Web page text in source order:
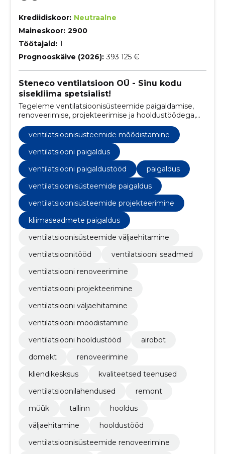
Krediidiskoor: Neutraalne
Maineskoor: 2900
Töötajaid: 1
Prognooskäive (2026): 393 125 €
Steneco ventilatsioon OŪ - Sinu kodu
sisekliima spetsialist!
Tegeleme ventilatsioonisüsteemide paigaldamise,
renoveerimise, projekteerimise ja hooldustöödega,
hoones.
ventilatsioonisüsteemide mõõdistamine
ventilatsiooni paigaldus
ventilatsiooni paigaldustööd
paigaldus
ventilatsioonisüsteemide paigaldus
ventilatsioonisüsteemide projekteerimine
kliimaseadmete paigaldus
ventilatsioonisüsteemide väljaehitamine
ventilatsioonitööd
ventilatsiooni seadmed
ventilatsiooni renoveerimine
ventilatsiooni projekteerimine
ventilatsiooni väljaehitamine
ventilatsiooni mōōdistamine
ventilatsiooni hooldustööd
airobot
domekt
renoveerimine
kliendikesksus
kvaliteetsed teenused
ventilatsioonilahendused
remont
müük
tallinn
hooldus
väljaehitamine
hooldustööd
ventilatsioonisüsteemide renoveerimine